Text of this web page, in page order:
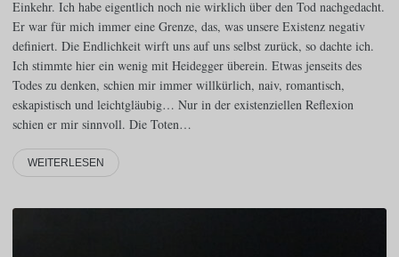
Einkehr. Ich habe eigentlich noch nie wirklich über den Tod nachgedacht.
Er war für mich immer eine Grenze, das, was unsere Existenz negativ
definiert. Die Endlichkeit wirft uns auf uns selbst zurück, so dachte ich.
Ich stimmte hier ein wenig mit Heidegger überein. Etwas jenseits des
Todes zu denken, schien mir immer willkürlich, naiv, romantisch,
eskapistisch und leichtgläubig… Nur in der existenziellen Reflexion
schien er mir sinnvoll. Die Toten…
WEITERLESEN